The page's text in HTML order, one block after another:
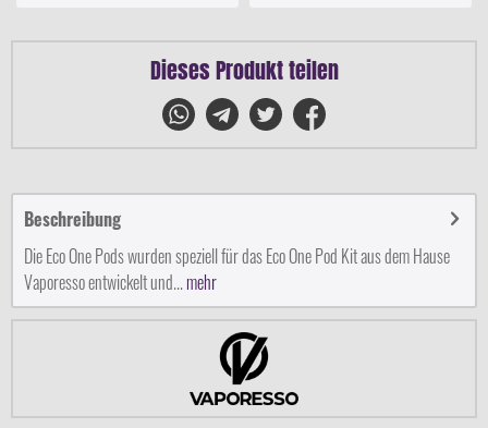
Dieses Produkt teilen
Beschreibung
Die Eco One Pods wurden speziell für das Eco One Pod Kit aus dem Hause
Vaporesso entwickelt und...mehr